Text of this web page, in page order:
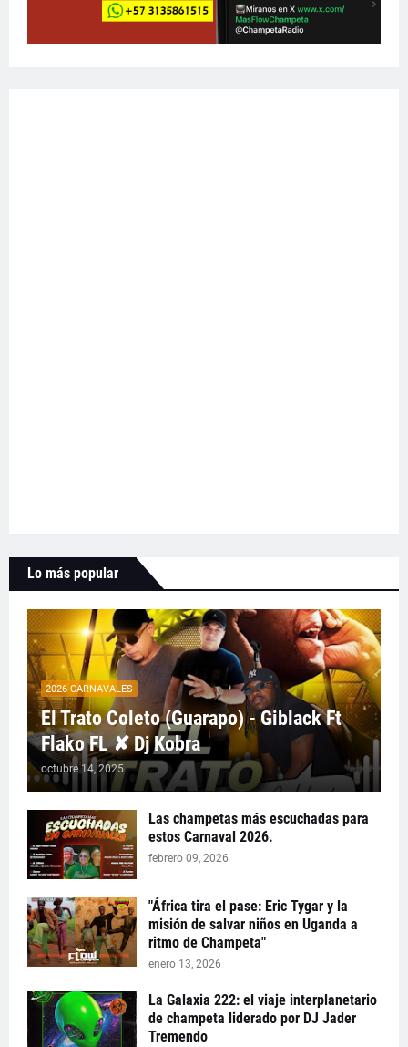
Lo más popular
2026 CARNAVALES
El Trato Coleto (Guarapo) - Giblack Ft
Flako FL ✘ Dj Kobra
octubre 14, 2025
Las champetas más escuchadas para
estos Carnaval 2026.
febrero 09, 2026
"África tira el pase: Eric Tygar y la
misión de salvar niños en Uganda a
ritmo de Champeta"
enero 13, 2026
La Galaxia 222: el viaje interplanetario
de champeta liderado por DJ Jader
Tremendo